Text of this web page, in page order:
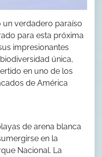
verdadero paraíso
para esta próxima
impresionantes
única,
en uno de los
de América
de arena blanca
en la
Nacional. La